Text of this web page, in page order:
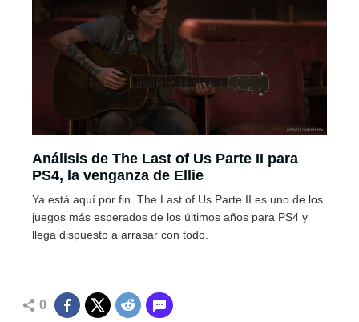
Análisis de The Last of Us Parte II para
PS4, la venganza de Ellie
Ya está aquí por fin. The Last of Us Parte II es uno de los
juegos más esperados de los últimos años para PS4 y
llega dispuesto a arrasar con todo.
0